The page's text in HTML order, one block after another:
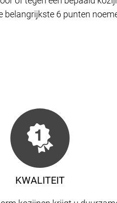
belangrijkste 6 punten
KWALITEIT